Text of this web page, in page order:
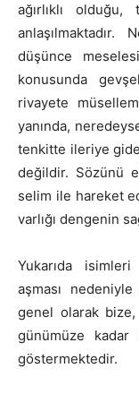
ağırlıklı
düşünce
konusunda
rivayete
yanında,
tenkitte ileriye
değildir. Sözünü
selim ile hareket
varlığı dengenin
Yukarıda
aşması
genel olarak bize,
günümüze kadar
göstermektedir.